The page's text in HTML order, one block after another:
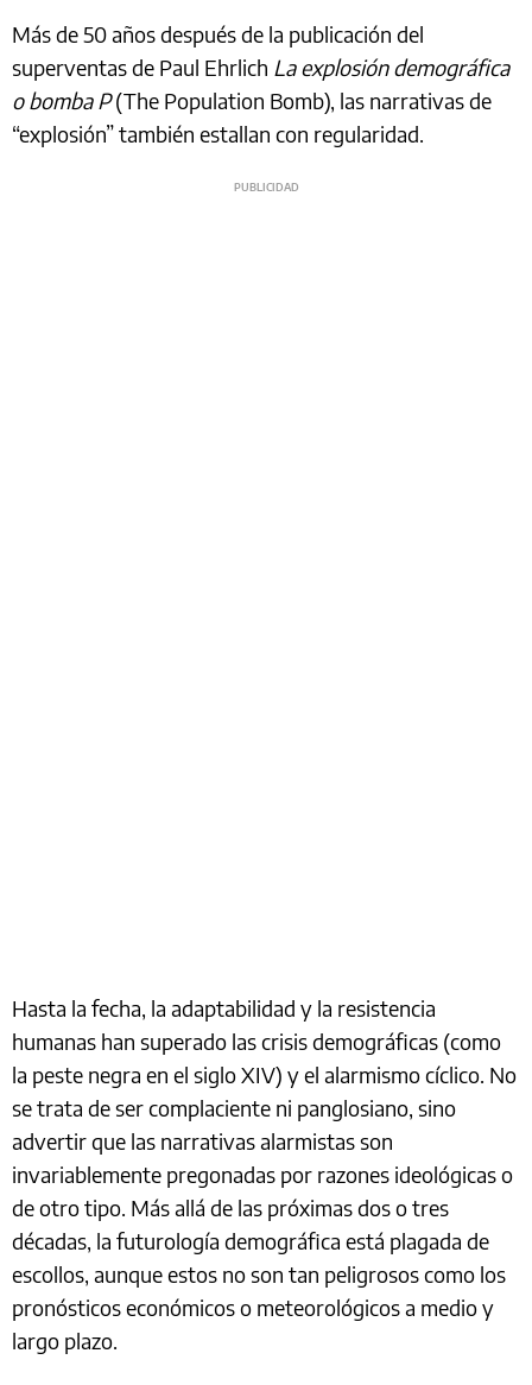
Más de 50 años después de la publicación del
superventas de Paul Ehrlich La explosión demográfica
o bomba P(The Population Bomb), las narrativas de
“explosión” también estallan con regularidad.
Hasta la fecha, la adaptabilidad y la resistencia
humanas han superado las crisis demográficas (como
la peste negra en el siglo XIV) y el alarmismo cíclico. No
se trata de ser complaciente ni panglosiano, sino
advertir que las narrativas alarmistas son
invariablemente pregonadas por razones ideológicas o
de otro tipo. Más allá de las próximas dos o tres
décadas, la futurología demográfica está plagada de
escollos, aunque estos no son tan peligrosos como los
pronósticos económicos o meteorológicos a medio y
largo plazo.